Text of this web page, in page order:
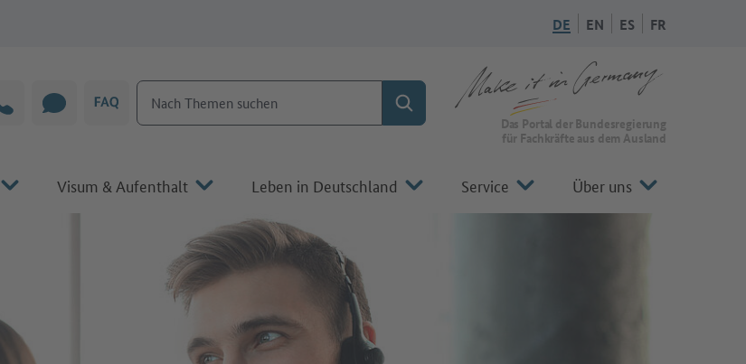
DE EN ES FR
HotlineCHAT FAQ
Nach Themen suchen
Suchen Zur Startseite von Make it in Germany
Das Portal der Bundesregierung
für Fachkräfte aus dem Ausland
Visum & Aufenthalt Leben in Deutschland Service Über uns